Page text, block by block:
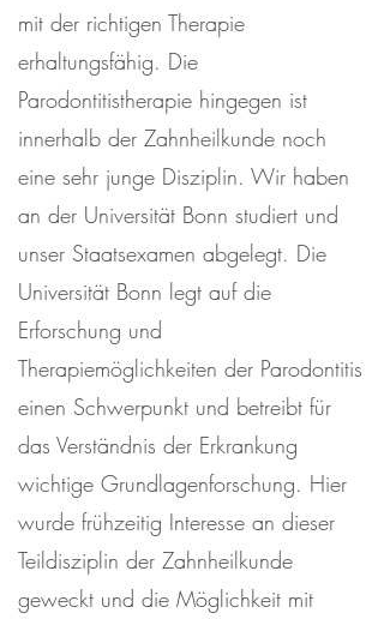
mit der richtigen Therapie
erhaltungsfähig. Die
Parodontitistherapie hingegen ist
innerhalb der Zahnheilkunde noch
eine sehr junge Disziplin. Wir haben
an der Universität Bonn studiert und
unser Staatsexamen abgelegt. Die
Universität Bonn legt auf die
Erforschung und
Therapiemöglichkeiten der Parodontitis
einen Schwerpunkt und betreibt für
das Verständnis der Erkrankung
wichtige Grundlagenforschung. Hier
wurde frühzeitig Interesse an dieser
Teildisziplin der Zahnheilkunde
geweckt und die Möglichkeit mit